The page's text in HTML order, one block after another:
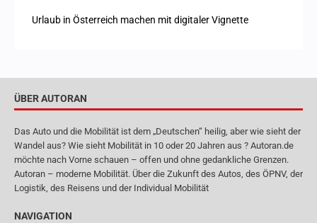
Urlaub in Österreich machen mit digitaler Vignette
ÜBER AUTORAN
Das Auto und die Mobilität ist dem „Deutschen“ heilig, aber wie sieht der
Wandel aus? Wie sieht Mobilität in 10 oder 20 Jahren aus ? Autoran.de
möchte nach Vorne schauen – offen und ohne gedankliche Grenzen.
Autoran – moderne Mobilität. Über die Zukunft des Autos, des ÖPNV, der
Logistik, des Reisens und der Individual Mobilität
NAVIGATION